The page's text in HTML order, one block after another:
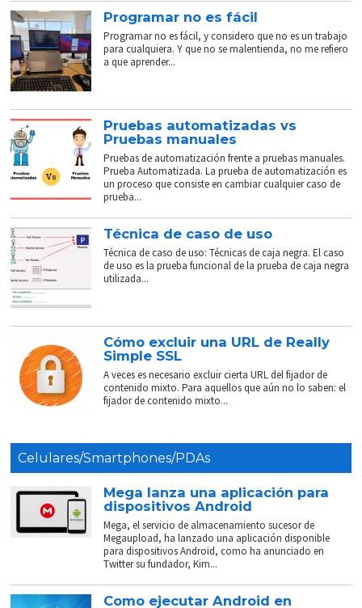
Programar no es fácil
Programar no es fácil, y considero que no es un trabajo
para cualquiera. Y que no se malentienda, no me refiero
a que aprender...
Pruebas automatizadas vs
Pruebas manuales
Pruebas de automatización frente a pruebas manuales.
Prueba Automatizada. La prueba de automatización es
un proceso que consiste en cambiar cualquier caso de
prueba...
Técnica de caso de uso
Técnica de caso de uso: Técnicas de caja negra. El caso
de uso es la prueba funcional de la prueba de caja negra
utilizada...
Cómo excluir una URL de Really
Simple SSL
A veces es necesario excluir cierta URL del fijador de
contenido mixto. Para aquellos que aún no lo saben: el
fijador de contenido mixto...
Celulares/Smartphones/PDAs
Mega lanza una aplicación para
dispositivos Android
Mega, el servicio de almacenamiento sucesor de
Megaupload, ha lanzado una aplicación disponible
para dispositivos Android, como ha anunciado en
Twitter su fundador, Kim...
Como ejecutar Android en